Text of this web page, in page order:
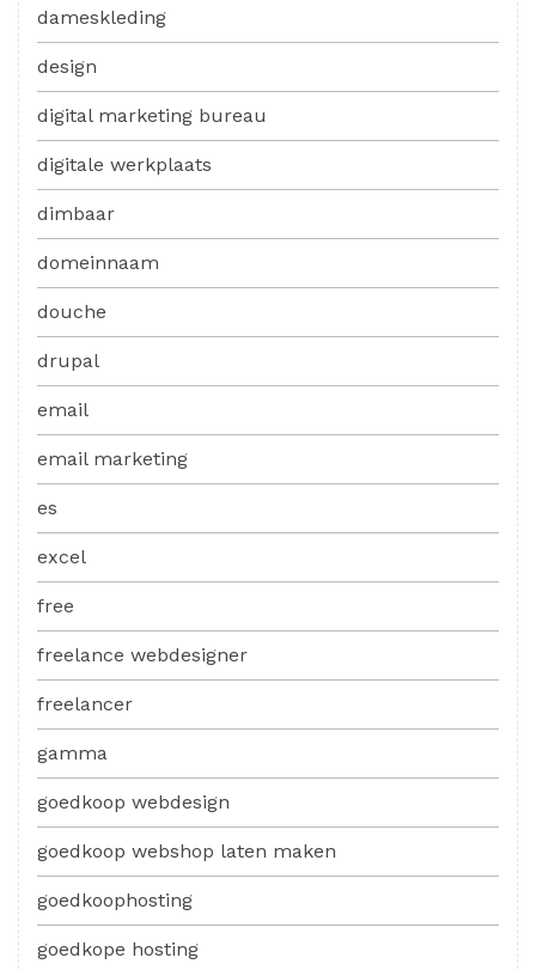
dameskleding
design
digital marketing bureau
digitale werkplaats
dimbaar
domeinnaam
douche
drupal
email
email marketing
es
excel
free
freelance webdesigner
freelancer
gamma
goedkoop webdesign
goedkoop webshop laten maken
goedkoophosting
goedkope hosting